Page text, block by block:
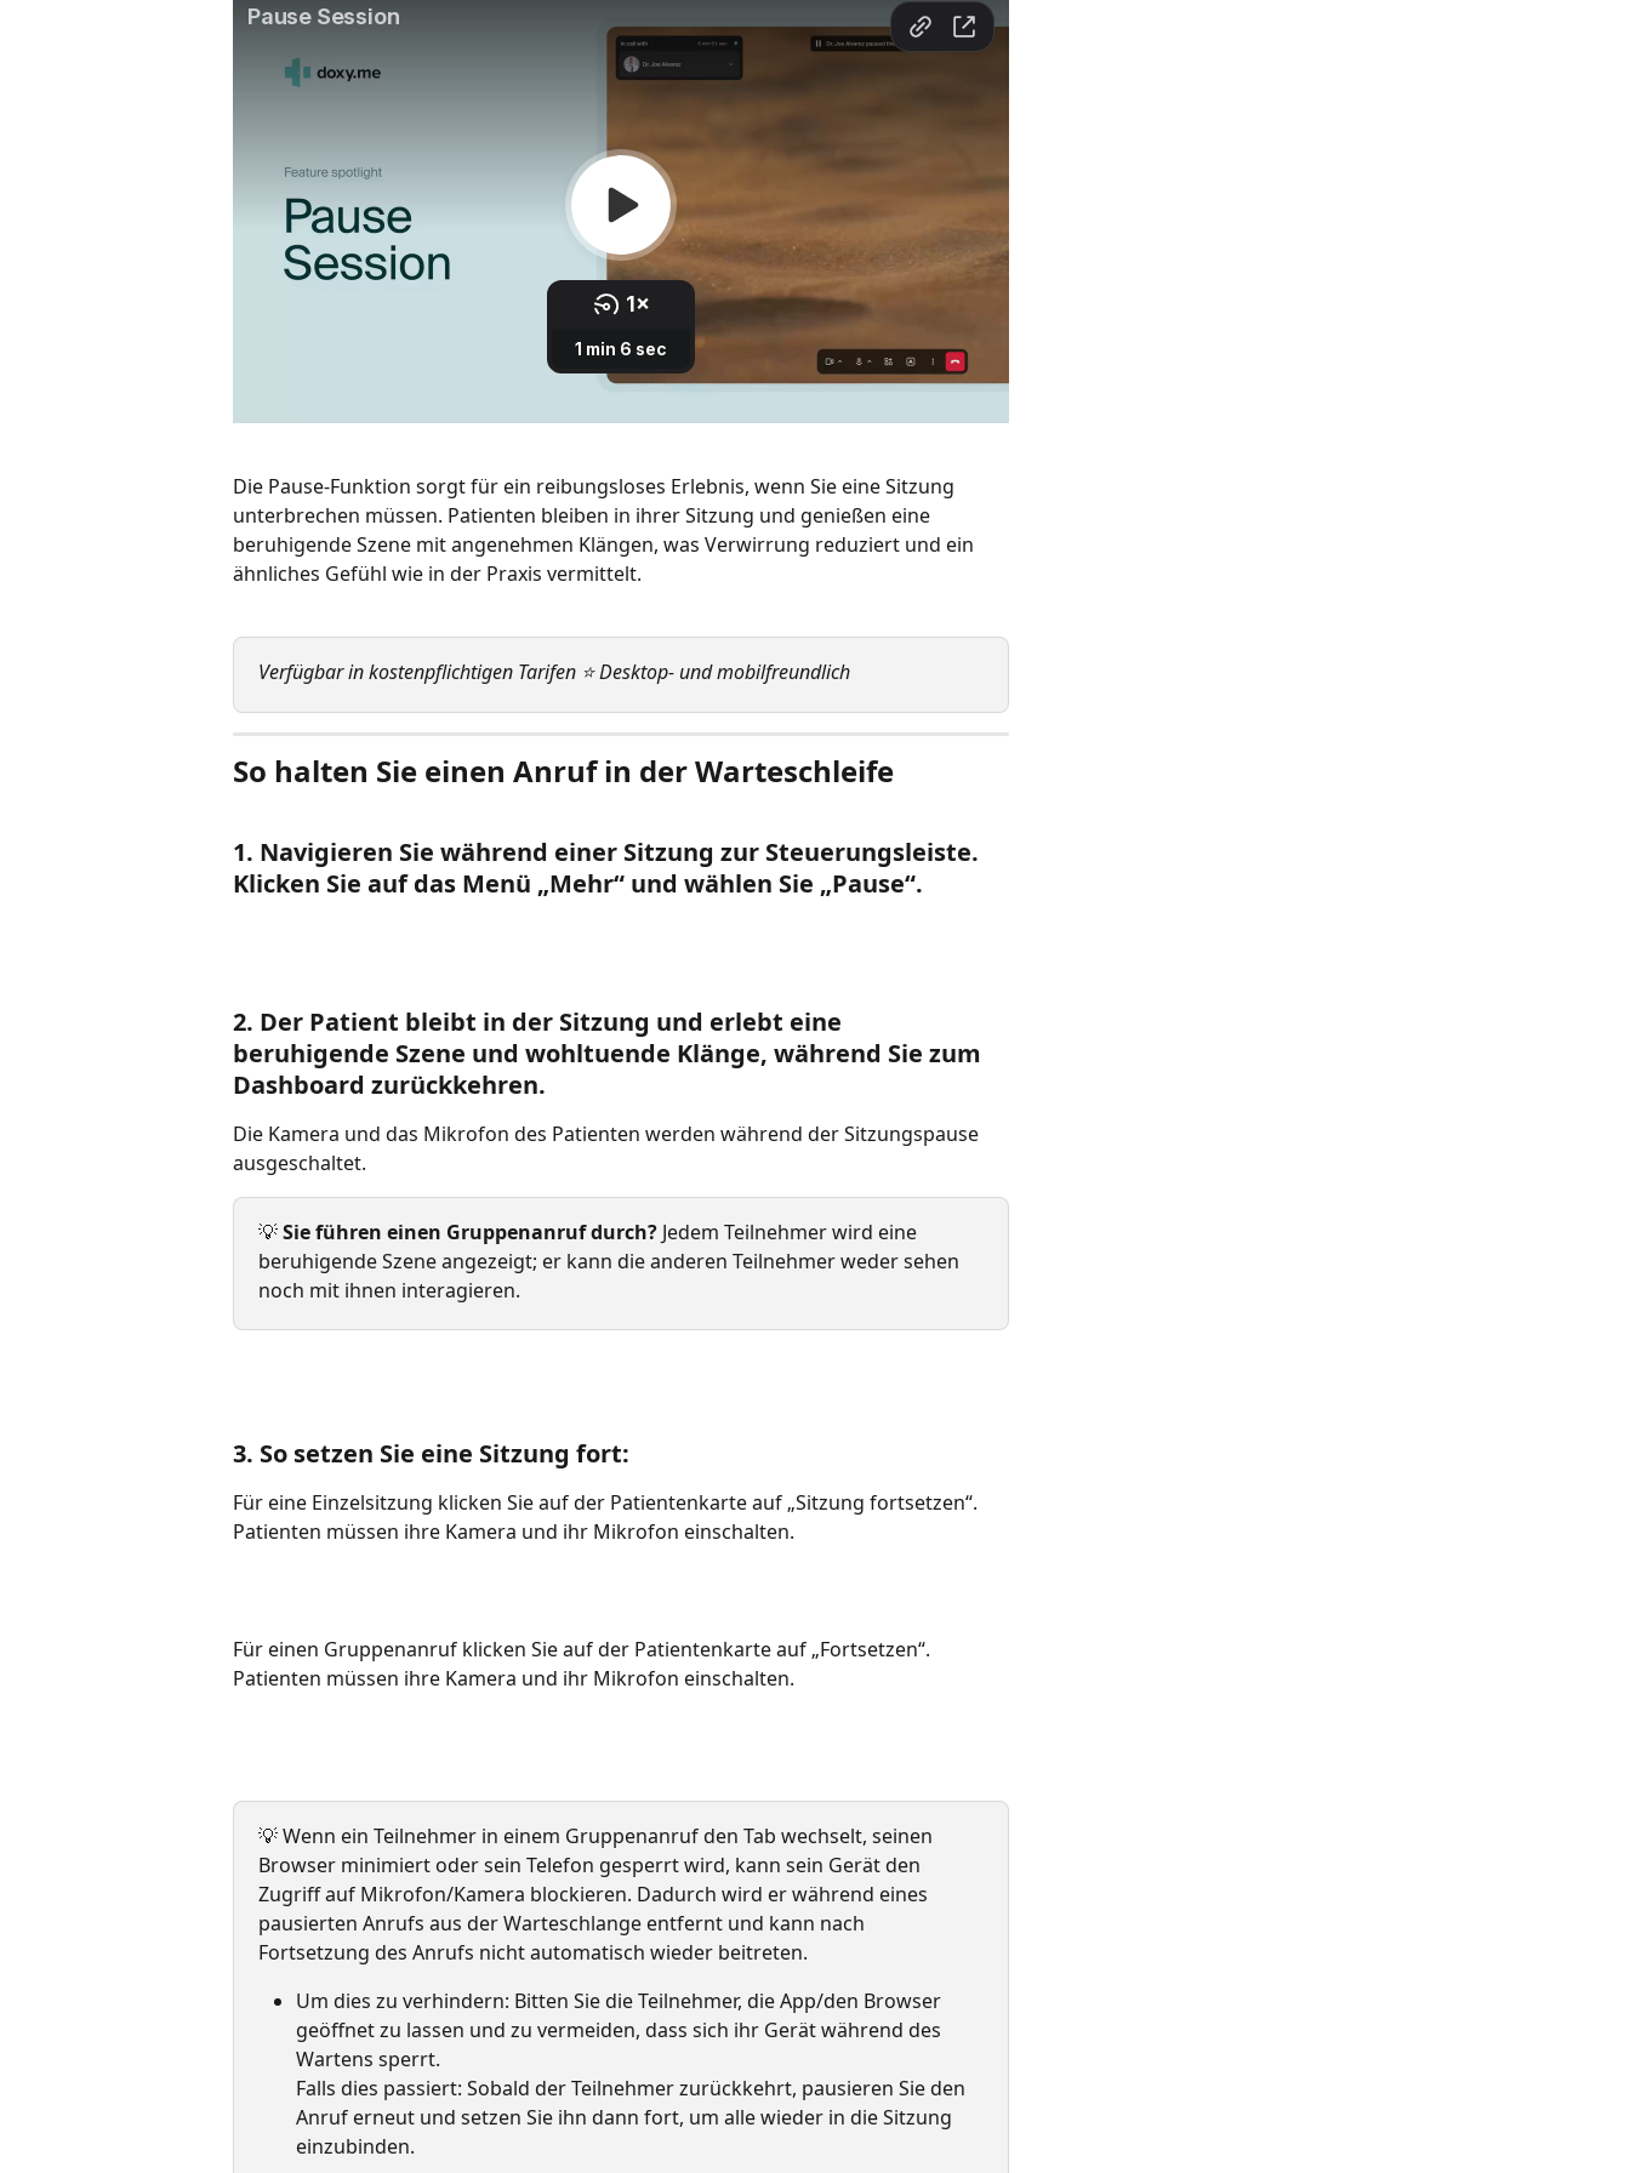
Die Pause-Funktion sorgt für ein reibungsloses Erlebnis, wenn Sie eine Sitzung
unterbrechen müssen. Patienten bleiben in ihrer Sitzung und genießen eine
beruhigende Szene mit angenehmen Klängen, was Verwirrung reduziert und ein
ähnliches Gefühl wie in der Praxis vermittelt.
Verfügbar in kostenpflichtigen Tarifen ⭐ Desktop- und mobilfreundlich
So halten Sie einen Anruf in der Warteschleife
1. Navigieren Sie während einer Sitzung zur Steuerungsleiste.
Klicken Sie auf das Menü „Mehr“ und wählen Sie „Pause“.
2. Der Patient bleibt in der Sitzung und erlebt eine
beruhigende Szene und wohltuende Klänge, während Sie zum
Dashboard zurückkehren.
Die Kamera und das Mikrofon des Patienten werden während der Sitzungspause
ausgeschaltet.
💡 Sie führen einen Gruppenanruf durch? Jedem Teilnehmer wird eine
beruhigende Szene angezeigt; er kann die anderen Teilnehmer weder sehen
noch mit ihnen interagieren.
3. So setzen Sie eine Sitzung fort:
Für eine Einzelsitzung klicken Sie auf der Patientenkarte auf „Sitzung fortsetzen“.
Patienten müssen ihre Kamera und ihr Mikrofon einschalten.
Für einen Gruppenanruf klicken Sie auf der Patientenkarte auf „Fortsetzen“.
Patienten müssen ihre Kamera und ihr Mikrofon einschalten.
💡 Wenn ein Teilnehmer in einem Gruppenanruf den Tab wechselt, seinen
Browser minimiert oder sein Telefon gesperrt wird, kann sein Gerät den
Zugriff auf Mikrofon/Kamera blockieren. Dadurch wird er während eines
pausierten Anrufs aus der Warteschlange entfernt und kann nach
Fortsetzung des Anrufs nicht automatisch wieder beitreten.
Um dies zu verhindern: Bitten Sie die Teilnehmer, die App/den Browser
geöffnet zu lassen und zu vermeiden, dass sich ihr Gerät während des
Wartens sperrt.
Falls dies passiert: Sobald der Teilnehmer zurückkehrt, pausieren Sie den
Anruf erneut und setzen Sie ihn dann fort, um alle wieder in die Sitzung
einzubinden.